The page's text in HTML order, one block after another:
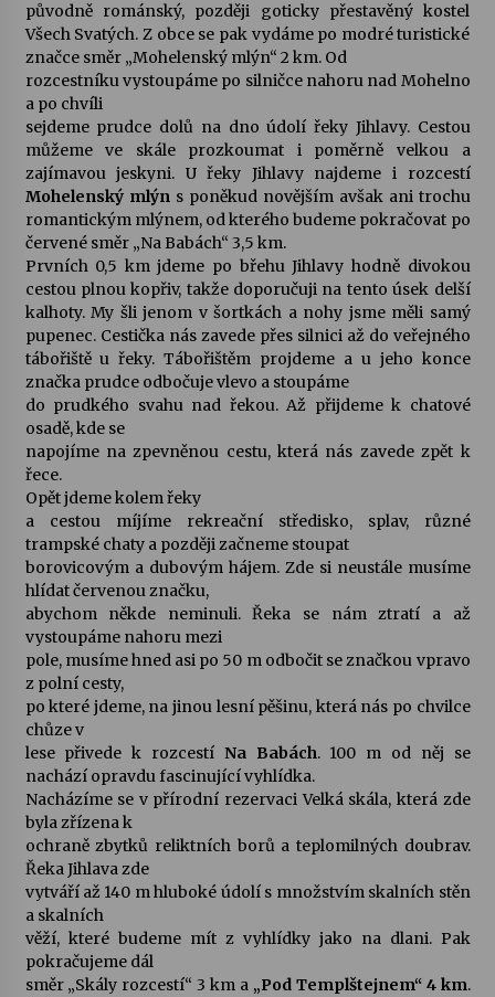
Ozvěny prázdnin
14. 7. 2026
Za kulturou kousek za Humpolec. V Želivě ožije
odkaz Josefa Čapka
13. 7. 2026
Varhanní recitál Michala Novenka v Klášteře
Želiv
3. 7. 2026
Petr Adamec – Malovaný svět
30. 6. 2026
původně románský, později goticky přestavěný kostel
Všech Svatých. Z obce se pak vydáme po modré turistické
značce směr „Mohelenský mlýn“ 2 km. Od
rozcestníku vystoupáme po silničce nahoru nad Mohelno
a po chvíli
sejdeme prudce dolů na dno údolí řeky Jihlavy. Cestou
můžeme ve skále prozkoumat i poměrně velkou a
zajímavou jeskyni. U řeky Jihlavy najdeme i rozcestí
Mohelenský mlýn s poněkud novějším avšak ani trochu
romantickým mlýnem, od kterého budeme pokračovat po
červené směr „Na Babách“ 3,5 km.
Prvních 0,5 km jdeme po břehu Jihlavy hodně divokou
cestou plnou kopřiv, takže doporučuji na tento úsek delší
kalhoty. My šli jenom v šortkách a nohy jsme měli samý
pupenec. Cestička nás zavede přes silnici až do veřejného
tábořiště u řeky. Tábořištěm projdeme a u jeho konce
značka prudce odbočuje vlevo a stoupáme
do prudkého svahu nad řekou. Až přijdeme k chatové
osadě, kde se
napojíme na zpevněnou cestu, která nás zavede zpět k
řece.
Opět jdeme kolem řeky
a cestou míjíme rekreační středisko, splav, různé
trampské chaty a později začneme stoupat
borovicovým a dubovým hájem. Zde si neustále musíme
hlídat červenou značku,
abychom někde neminuli. Řeka se nám ztratí a až
vystoupáme nahoru mezi
pole, musíme hned asi po 50 m odbočit se značkou vpravo
z polní cesty,
po které jdeme, na jinou lesní pěšinu, která nás po chvilce
chůze v
lese přivede k rozcestí Na Babách. 100 m od něj se
nachází opravdu fascinující vyhlídka.
Nacházíme se v přírodní rezervaci Velká skála, která zde
byla zřízena k
ochraně zbytků reliktních borů a teplomilných doubrav.
Řeka Jihlava zde
vytváří až 140 m hluboké údolí s množstvím skalních stěn
a skalních
věží, které budeme mít z vyhlídky jako na dlani. Pak
pokračujeme dál
směr „Skály rozcestí“ 3 km a „Pod Templštejnem“ 4 km.